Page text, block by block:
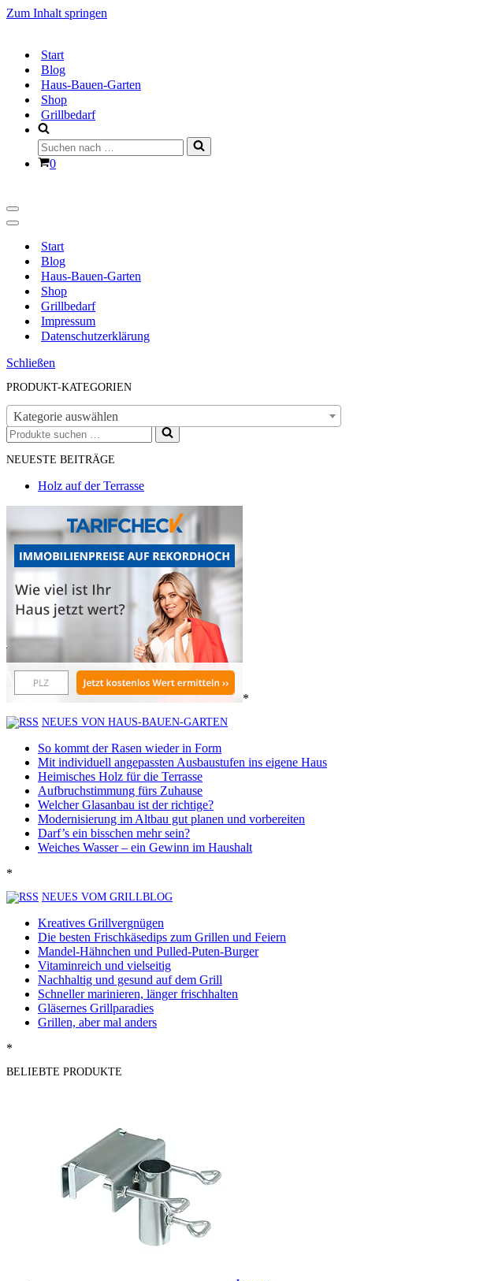
Zum Inhalt springen
Start
Blog
Haus-Bauen-Garten
Shop
Grillbedarf
Suchen
nach …
Warenkorb
0
Navigationsmenü
Navigationsmenü
Start
Blog
Haus-Bauen-Garten
Shop
Grillbedarf
Impressum
Datenschutzerklärung
Schließen
PRODUKT-KATEGORIEN
Kategorie auswählen
Suchen
nach …
NEUESTE BEITRÄGE
Holz auf der Terrasse
*
NEUES VON HAUS-BAUEN-GARTEN
So kommt der Rasen wieder in Form
Mit individuell angepassten Ausbaustufen ins eigene Haus
Heimisches Holz für die Terrasse
Aufbruchstimmung fürs Zuhause
Welcher Glasanbau ist der richtige?
Modernisierung im Altbau gut planen und vorbereiten
Darf’s ein bisschen mehr sein?
Weiches Wasser – ein Gewinn im Haushalt
*
NEUES VOM GRILLBLOG
Kreatives Grillvergnügen
Die besten Frischkäsedips zum Grillen und Feiern
Mandel-Hähnchen und Pulled-Puten-Burger
Vitaminreich und vielseitig
Nachhaltig und gesund auf dem Grill
Schneller marinieren, länger frischhalten
Gläsernes Grillparadies
Grillen, aber mal anders
*
BELIEBTE PRODUKTE